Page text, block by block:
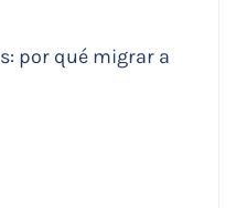
por qué migrar a